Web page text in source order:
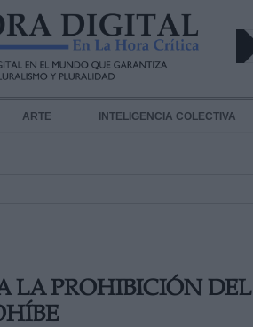
ARTE INTELIGENCIA COLECTIVA
LA PROHIBICIÓN DEL